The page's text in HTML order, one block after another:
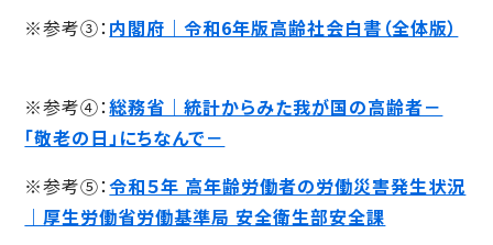
※参考③：内閣府｜令和6年版高齢社会白書（全体版）
※参考④：総務省｜統計からみた我が国の高齢者－
「敬老の日」にちなんで－
※参考⑤：令和５年 高年齢労働者の労働災害発生状況
｜厚生労働省労働基準局 安全衛生部安全課